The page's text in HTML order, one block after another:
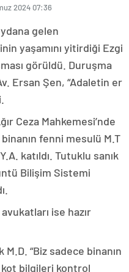
2024 07:36
gelen
yaşamını yitirdiği Ezgi
görüldü. Duruşma
Ersan Şen, “Adaletin er
Ceza Mahkemesi’nde
fenni mesulü M.T
katıldı. Tutuklu sanık
Bilişim Sistemi
ise hazır
“Biz sadece binanın
bilgileri kontrol